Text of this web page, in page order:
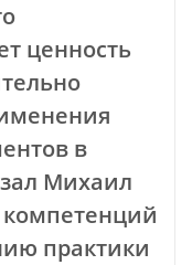
ценность
в
Михаил
компетенций
практики